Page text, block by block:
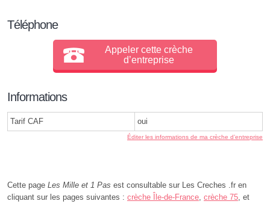
Téléphone
Appeler cette crèche
d’entreprise
Informations
Tarif CAF oui
Éditer les informations de ma crèche d’entreprise
Cette page Les Mille et 1 Pas est consultable sur Les Creches .fr en
cliquant sur les pages suivantes : crèche Île-de-France, crèche 75, et